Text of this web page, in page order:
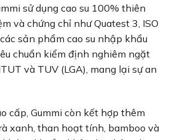
sử dụng cao su 100% thiên
và chứng chỉ như Quatest 3, ISO
sản phẩm cao su nhập khẩu
chuẩn kiểm định nghiêm ngặt
và TUV (LGA), mang lại sự an
cấp, Gummi còn kết hợp thêm
xanh, than hoạt tính, bamboo và